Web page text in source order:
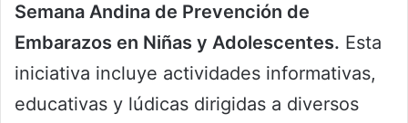
Semana Andina de Prevención de
Embarazos en Niñas y Adolescentes. Esta
iniciativa incluye actividades informativas,
educativas y lúdicas dirigidas a diversos